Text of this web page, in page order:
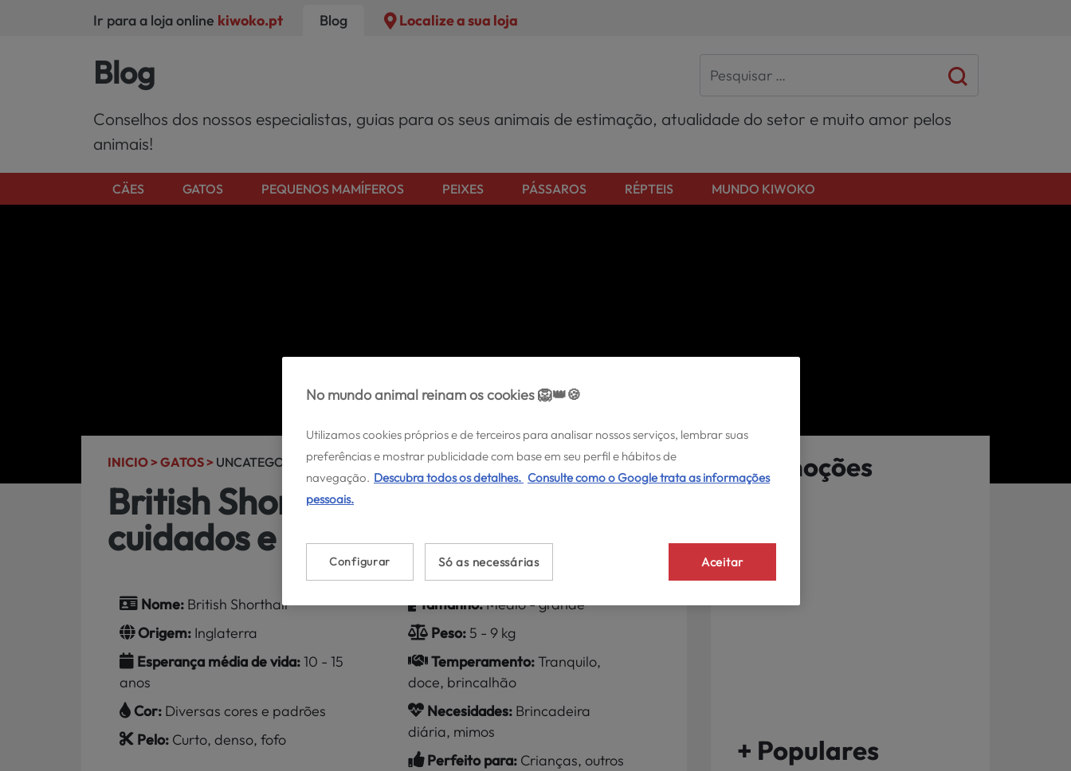
Ir para a loja online kiwoko.pt Blog Localize a sua loja
Blog
Conselhos dos nossos especialistas, guias para os seus animais de estimação, atualidade do setor e muito amor pelos
animais!
CÄES GATOS PEQUENOS MAMÍFEROS PEIXES PÁSSAROS RÉPTEIS MUNDO KIWOKO
INICIO >GATOS > UNCATEGORIZED >
British Shorthair: Origem,
cuidados e características
Nome: British Shorthair
Origem: Inglaterra
Esperança média de vida:10 - 15
anos
Cor: Diversas cores e padrões
Pelo: Curto, denso, fofo
Tamanho:Médio - grande
Peso: 5 - 9 kg
Temperamento:Tranquilo,
doce, brincalhão
Necesidades: Brincadeira
diária, mimos
Perfeito para: Crianças, outros
Promoções
+ Populares
No mundo animal reinam os cookies 🦁👑🍪
Utilizamos cookies próprios e de terceiros para analisar nossos serviços, lembrar suas
preferências e mostrar publicidade com base em seu perfil e hábitos de
navegação. Descubra todos os detalhes. Consulte como o Google trata as informações
pessoais.
Só as necessárias Aceitar
Configurar